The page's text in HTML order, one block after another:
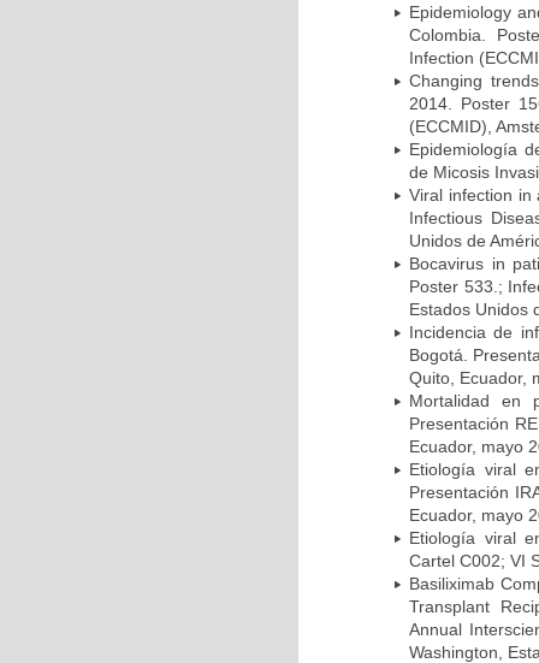
Epidemiology
Colombia.
Infection
Changing
2014. Poster
(ECCMID),
Epidemiología
de Micosis
Viral infection in
Infectious
Unidos de
Bocavirus in
Poster 533.;
Estados Unidos
Incidencia de
Bogotá.
Quito, Ecuador,
Mortalidad en
Presentación
Ecuador, mayo
Etiología viral
Presentación
Ecuador, mayo
Etiología viral
Cartel C002; VI
Basiliximab
Transplant
Annual
Washington,